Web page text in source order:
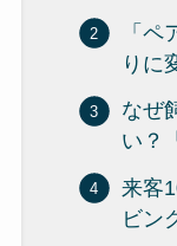
「
りに
なぜ
い？
来客
ビン